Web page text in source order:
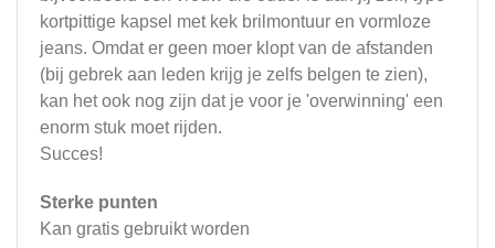
kortpittige kapsel met kek brilmontuur en vormloze
jeans. Omdat er geen moer klopt van de afstanden
(bij gebrek aan leden krijg je zelfs belgen te zien),
kan het ook nog zijn dat je voor je 'overwinning' een
enorm stuk moet rijden.
Succes!
Sterke punten
Kan gratis gebruikt worden